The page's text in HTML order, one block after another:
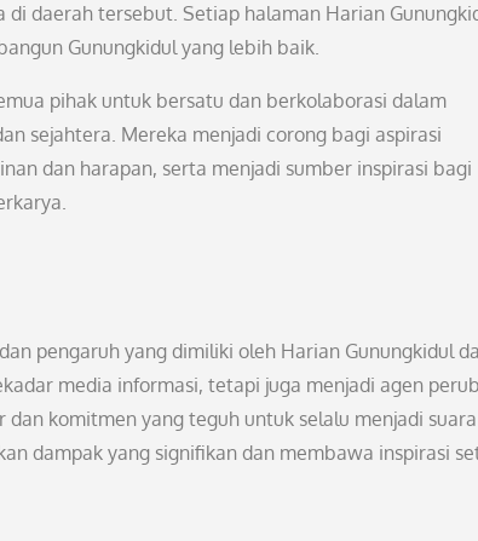
daerah tersebut. Setiap halaman Harian
Gunungkidul yang lebih baik.
pihak untuk bersatu dan berkolaborasi dalam
sejahtera. Mereka menjadi corong bagi aspirasi
dan harapan, serta menjadi sumber inspirasi bagi
pengaruh yang dimiliki oleh Harian Gunungkidul
media informasi, tetapi juga menjadi agen
komitmen yang teguh untuk selalu menjadi suara
dampak yang signifikan dan membawa inspirasi